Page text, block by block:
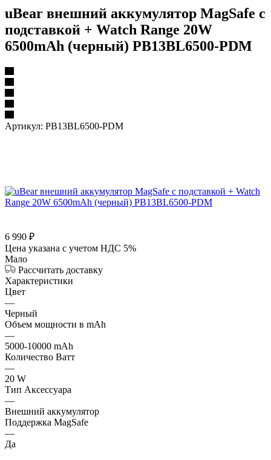
uBear внешний аккумулятор MagSafe с
подставкой + Watch Range 20W
6500mAh (черный) PB13BL6500-PDM
Артикул: PB13BL6500-PDM
6 990 ₽
Цена указана с учетом НДС 5%
Мало
Рассчитать доставку
Характеристики
Цвет
—
Черный
Объем мощности в mAh
—
5000-10000 mAh
Количество Ватт
—
20 W
Тип Аксессуара
—
Внешний аккумулятор
Поддержка MagSafe
—
Да